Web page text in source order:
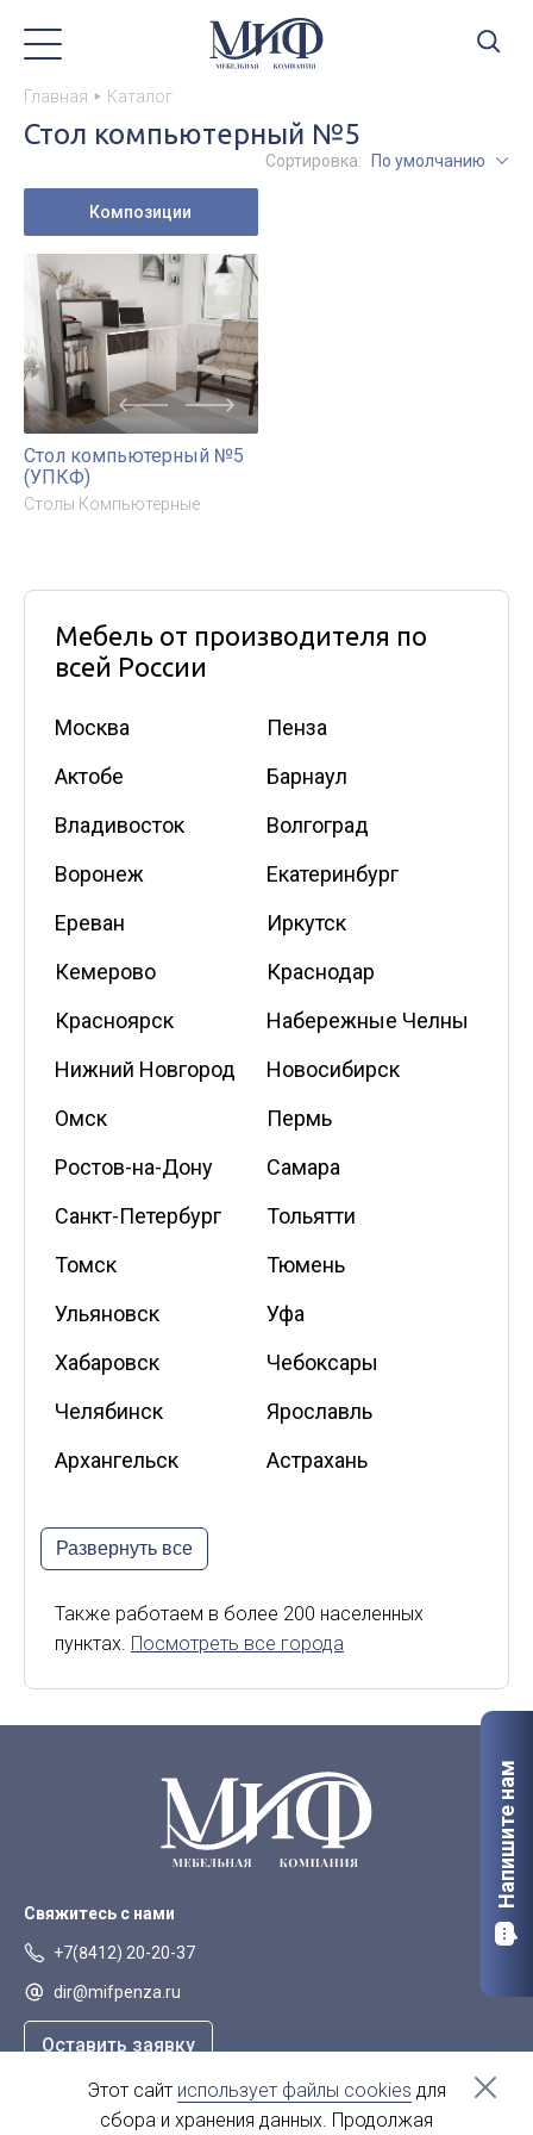
Главная Каталог
Стол компьютерный №5
Сортировка: По умолчанию
Композиции
Стол компьютерный №5
(УПКФ)
Столы Компьютерные
Мебель от производителя по
всей России
Москва
Пенза
Актобе
Барнаул
Владивосток
Волгоград
Воронеж
Екатеринбург
Ереван
Иркутск
Кемерово
Краснодар
Красноярск
Набережные Челны
Нижний Новгород
Новосибирск
Омск
Пермь
Ростов-на-Дону
Самара
Санкт-Петербург
Тольятти
Томск
Тюмень
Ульяновск
Уфа
Хабаровск
Чебоксары
Челябинск
Ярославль
Архангельск
Астрахань
Калининград
Киров
Курск
Липецк
Мурманск
Тверь
Развернуть все
Также работаем в более 200 населенных
пунктах. Посмотреть все города
Свяжитесь с нами
+7(8412) 20-20-37
dir@mifpenza.ru
Оставить заявку
Напишите нам
Этот сайт использует файлы cookies для
сбора и хранения данных. Продолжая